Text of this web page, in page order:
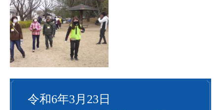
令和6年3月23日